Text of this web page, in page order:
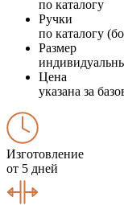
по каталогу
Ручки
по каталогу
Размер
Цена
указана за
Изготовление
от 5 дней